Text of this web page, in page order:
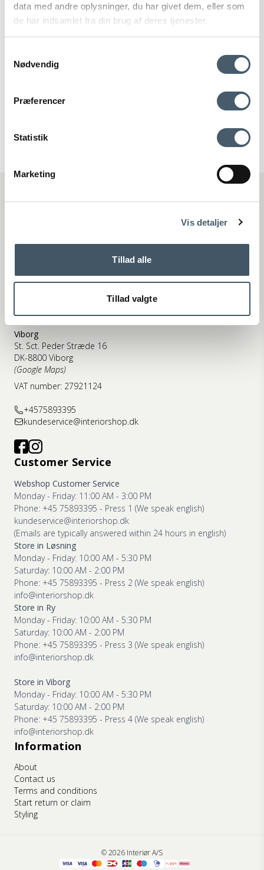
data med andre oplysninger, du har givet dem, eller som
de har indsamlet fra din brug af deres tjenester.
Nødvendig
Præferencer
Statistik
Marketing
Vis detaljer
Tillad alle
Tillad valgte
Shipping
Sebra
Ry
Kyhnsvej 6
Viborg
St. Sct. Peder Stræde 16
DK-8800 Viborg
(Google Maps)
VAT number: 27921124
+4575893395
kundeservice@interiorshop.dk
Customer Service
Webshop Customer Service
Monday - Friday: 11:00 AM - 3:00 PM
Phone: +45 75893395 - Press 1 (We speak english)
kundeservice@interiorshop.dk
(Emails are typically answered within 24 hours in english)
Store in Løsning
Monday - Friday: 10:00 AM - 5:30 PM
Saturday: 10:00 AM - 2:00 PM
Phone: +45 75893395 - Press 2 (We speak english)
info@interiorshop.dk
Store in Ry
Monday - Friday: 10:00 AM - 5:30 PM
Saturday: 10:00 AM - 2:00 PM
Phone: +45 75893395 - Press 3 (We speak english)
info@interiorshop.dk
Store in Viborg
Monday - Friday: 10:00 AM - 5:30 PM
Saturday: 10:00 AM - 2:00 PM
Phone: +45 75893395 - Press 4 (We speak english)
info@interiorshop.dk
Information
About
Contact us
Terms and conditions
Start return or claim
Styling
© 2026 Interiør A/S